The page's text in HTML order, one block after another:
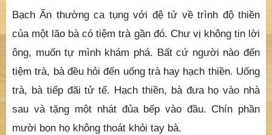
Bạch Ẩn thường ca tụng với đệ tử về trình độ thiền
của một lão bà có tiệm trà gần đó. Chư vị không tin lời
ông, muốn tự mình khám phá. Bất cứ người nào đến
tiệm trà, bà đều hỏi đến uống trà hay hạch thiền. Uống
trà, bà tiếp đãi tử tế. Hạch thiền, bà đưa họ vào nhà
sau và tặng một nhát đủa bếp vào đầu. Chín phần
mười bọn họ không thoát khỏi tay bà.